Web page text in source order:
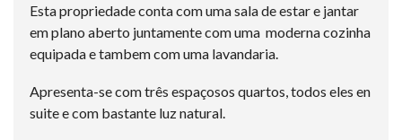
Esta propriedade conta com uma sala de estar e jantar
em plano aberto juntamente com uma moderna cozinha
equipada e tambem com uma lavandaria.
Apresenta-se com três espaçosos quartos, todos eles en
suite e com bastante luz natural.